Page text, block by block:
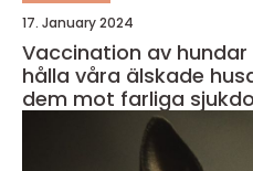
17. January 2024
Vaccination av
hålla våra älskade
dem mot farliga